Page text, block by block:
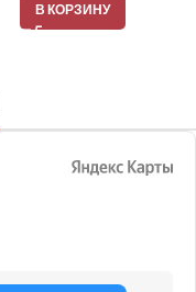
В КОРЗИНУ